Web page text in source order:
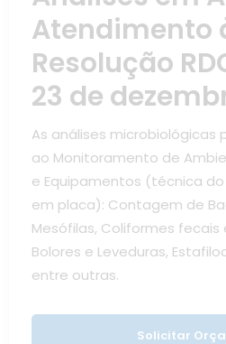
Atendimento
Resolução
23 de
As análises microbiológicas
ao Monitoramento de
e Equipamentos (técnica do
em placa): Contagem de
Mesófilas, Coliformes
Bolores e Leveduras,
entre outras.
Solicitar